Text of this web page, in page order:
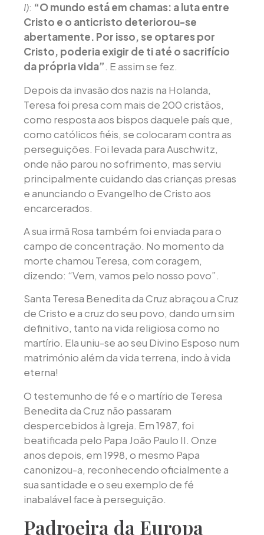
I): “O mundo está em chamas: a luta entre
Cristo e o anticristo deteriorou-se
abertamente. Por isso, se optares por
Cristo, poderia exigir de ti até o sacrifício
da própria vida”. E assim se fez.
Depois da invasão dos nazis na Holanda,
Teresa foi presa com mais de 200 cristãos,
como resposta aos bispos daquele país que,
como católicos fiéis, se colocaram contra as
perseguições. Foi levada para Auschwitz,
onde não parou no sofrimento, mas serviu
principalmente cuidando das crianças presas
e anunciando o Evangelho de Cristo aos
encarcerados.
A sua irmã Rosa também foi enviada para o
campo de concentração. No momento da
morte chamou Teresa, com coragem,
dizendo: “Vem, vamos pelo nosso povo”.
Santa Teresa Benedita da Cruz abraçou a Cruz
de Cristo e a cruz do seu povo, dando um sim
definitivo, tanto na vida religiosa como no
martírio. Ela uniu-se ao seu Divino Esposo num
matrimónio além da vida terrena, indo à vida
eterna!
O testemunho de fé e o martírio de Teresa
Benedita da Cruz não passaram
despercebidos à Igreja. Em 1987, foi
beatificada pelo Papa João Paulo II. Onze
anos depois, em 1998, o mesmo Papa
canonizou-a, reconhecendo oficialmente a
sua santidade e o seu exemplo de fé
inabalável face à perseguição.
Padroeira da Europa